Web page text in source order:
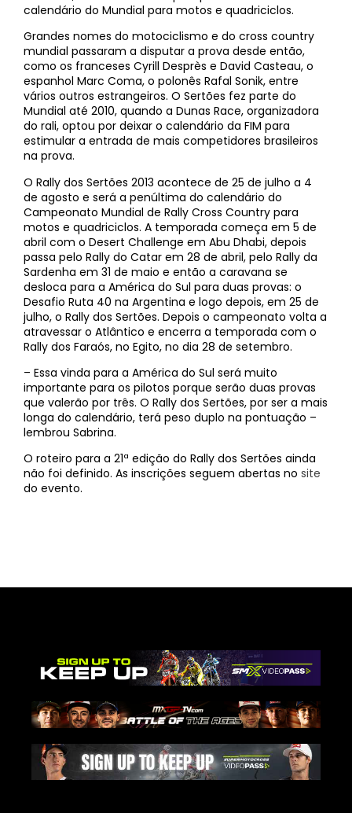
calendário do Mundial para motos e quadriciclos.
Grandes nomes do motociclismo e do cross country
mundial passaram a disputar a prova desde então,
como os franceses Cyrill Desprès e David Casteau, o
espanhol Marc Coma, o polonês Rafal Sonik, entre
vários outros estrangeiros. O Sertões fez parte do
Mundial até 2010, quando a Dunas Race, organizadora
do rali, optou por deixar o calendário da FIM para
estimular a entrada de mais competidores brasileiros
na prova.
O Rally dos Sertões 2013 acontece de 25 de julho a 4
de agosto e será a penúltima do calendário do
Campeonato Mundial de Rally Cross Country para
motos e quadriciclos. A temporada começa em 5 de
abril com o Desert Challenge em Abu Dhabi, depois
passa pelo Rally do Catar em 28 de abril, pelo Rally da
Sardenha em 31 de maio e então a caravana se
desloca para a América do Sul para duas provas: o
Desafio Ruta 40 na Argentina e logo depois, em 25 de
julho, o Rally dos Sertões. Depois o campeonato volta a
atravessar o Atlântico e encerra a temporada com o
Rally dos Faraós, no Egito, no dia 28 de setembro.
– Essa vinda para a América do Sul será muito
importante para os pilotos porque serão duas provas
que valerão por três. O Rally dos Sertões, por ser a mais
longa do calendário, terá peso duplo na pontuação –
lembrou Sabrina.
O roteiro para a 21ª edição do Rally dos Sertões ainda
não foi definido. As inscrições seguem abertas no site
do evento.